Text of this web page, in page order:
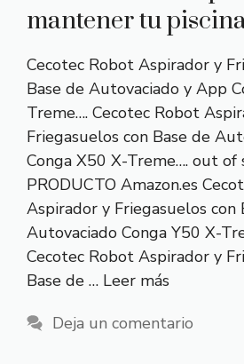
mantener tu
Cecotec Robot Aspirador y
Base de Autovaciado y App
Treme…. Cecotec Robot
Friegasuelos con Base de
Conga X50 X-Treme…. out of
PRODUCTO Amazon.es
Aspirador y Friegasuelos con
Autovaciado Conga Y50 X-
Cecotec Robot Aspirador y
Base de … Leer más
Deja un comentario